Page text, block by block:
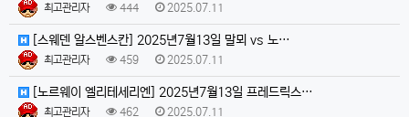
최고관리자 444 2025.07.11
[스웨덴 알스벤스칸] 2025년7월13일 말뫼 vs 노…
최고관리자 459 2025.07.11
[노르웨이 엘리테세리엔] 2025년7월13일 프레드릭스…
최고관리자 462 2025.07.11